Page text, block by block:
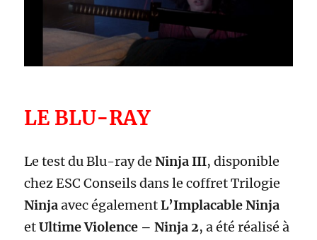
LE BLU-RAY
Le test du Blu-ray deNinja III, disponible
chez ESC Conseils dans le coffret Trilogie
Ninjaavec égalementL’Implacable Ninja
etUltime Violence – Ninja 2, a été réalisé à